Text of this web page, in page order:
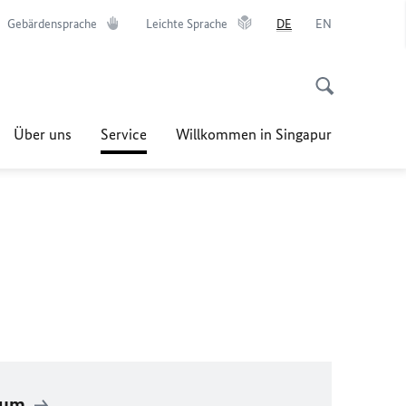
Gebärdensprache Leichte Sprache DE EN
Über uns Service Willkommen in Singapur